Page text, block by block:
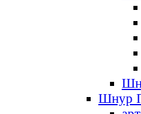
Шнур